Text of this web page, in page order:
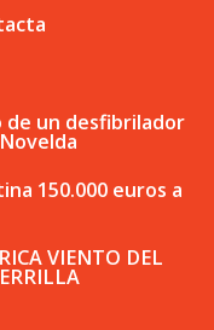
un desfibrilador
150.000 euros a
VIENTO DEL